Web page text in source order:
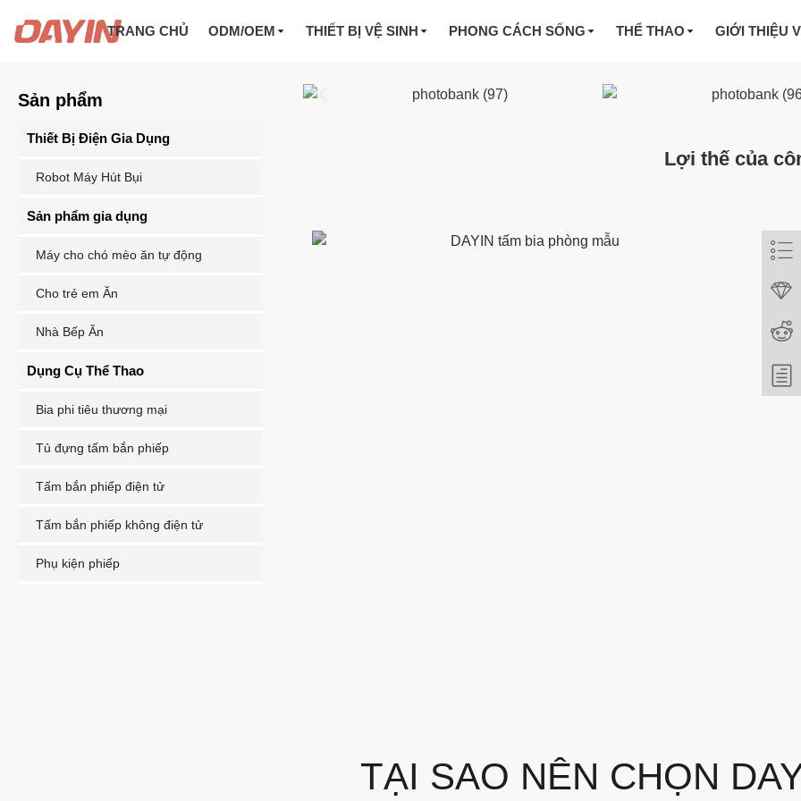
TRANG CHỦ ODM/OEM THIẾT BỊ VỆ SINH PHONG CÁCH SỐNG THỂ THAO GIỚI THIỆU
Sản phẩm
Thiết Bị Điện Gia Dụng
Robot Máy Hút Bụi
Sản phẩm gia dụng
Máy cho chó mèo ăn tự động
Cho trẻ em Ăn
Nhà Bếp Ăn
Dụng Cụ Thể Thao
Bia phi tiêu thương mại
Tủ đựng tấm bắn phiếp
Tấm bắn phiếp điện tử
Tấm bắn phiếp không điện tử
Phụ kiện phiếp
Lợi thế của
TẠI SAO NÊN CHỌN